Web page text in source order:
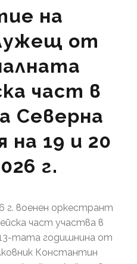
на
от
част в
Северна
на 19 и 20
г.
г. военен оркестрант
част участва в
тата годишнина от
Константин